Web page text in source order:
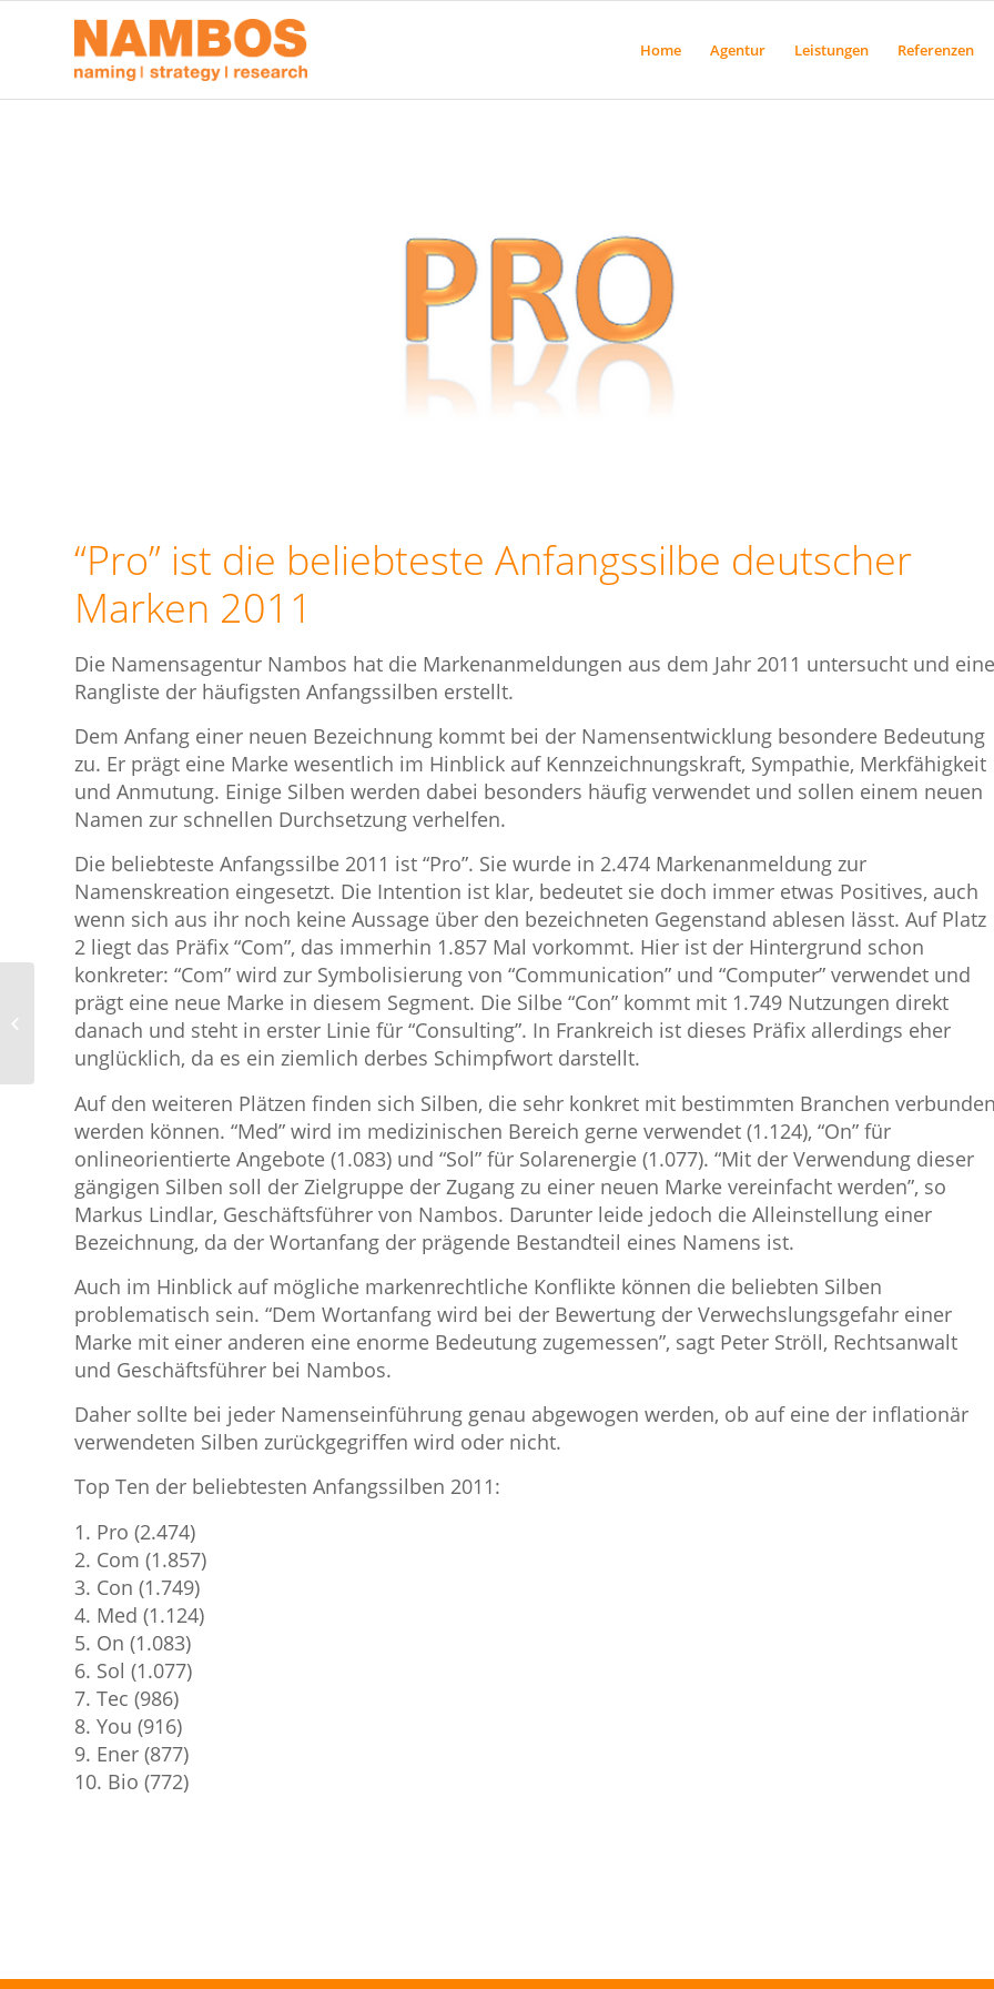
Home Agentur Leistungen Referenzen
“Pro” ist die beliebteste Anfangssilbe deutscher
Marken 2011
Die Namensagentur Nambos hat die Markenanmeldungen aus dem Jahr 2011 untersucht und eine
Rangliste der häufigsten Anfangssilben erstellt.
Dem Anfang einer neuen Bezeichnung kommt bei der Namensentwicklung besondere Bedeutung
zu. Er prägt eine Marke wesentlich im Hinblick auf Kennzeichnungskraft, Sympathie, Merkfähigkeit
und Anmutung. Einige Silben werden dabei besonders häufig verwendet und sollen einem neuen
Namen zur schnellen Durchsetzung verhelfen.
Die beliebteste Anfangssilbe 2011 ist “Pro”. Sie wurde in 2.474 Markenanmeldung zur
Namenskreation eingesetzt. Die Intention ist klar, bedeutet sie doch immer etwas Positives, auch
wenn sich aus ihr noch keine Aussage über den bezeichneten Gegenstand ablesen lässt. Auf Platz
2 liegt das Präfix “Com”, das immerhin 1.857 Mal vorkommt. Hier ist der Hintergrund schon
konkreter: “Com” wird zur Symbolisierung von “Communication” und “Computer” verwendet und
prägt eine neue Marke in diesem Segment. Die Silbe “Con” kommt mit 1.749 Nutzungen direkt
danach und steht in erster Linie für “Consulting”. In Frankreich ist dieses Präfix allerdings eher
unglücklich, da es ein ziemlich derbes Schimpfwort darstellt.
Auf den weiteren Plätzen finden sich Silben, die sehr konkret mit bestimmten Branchen verbunden
werden können. “Med” wird im medizinischen Bereich gerne verwendet (1.124), “On” für
onlineorientierte Angebote (1.083) und “Sol” für Solarenergie (1.077). “Mit der Verwendung dieser
gängigen Silben soll der Zielgruppe der Zugang zu einer neuen Marke vereinfacht werden”, so
Markus Lindlar, Geschäftsführer von Nambos. Darunter leide jedoch die Alleinstellung einer
Bezeichnung, da der Wortanfang der prägende Bestandteil eines Namens ist.
Auch im Hinblick auf mögliche markenrechtliche Konflikte können die beliebten Silben
problematisch sein. “Dem Wortanfang wird bei der Bewertung der Verwechslungsgefahr einer
Marke mit einer anderen eine enorme Bedeutung zugemessen”, sagt Peter Ströll, Rechtsanwalt
und Geschäftsführer bei Nambos.
Daher sollte bei jeder Namenseinführung genau abgewogen werden, ob auf eine der inflationär
verwendeten Silben zurückgegriffen wird oder nicht.
Top Ten der beliebtesten Anfangssilben 2011:
1. Pro (2.474)
2. Com (1.857)
3. Con (1.749)
4. Med (1.124)
5. On (1.083)
6. Sol (1.077)
7. Tec (986)
8. You (916)
9. Ener (877)
10. Bio (772)
NAMBOS benennt WDR-Formate um